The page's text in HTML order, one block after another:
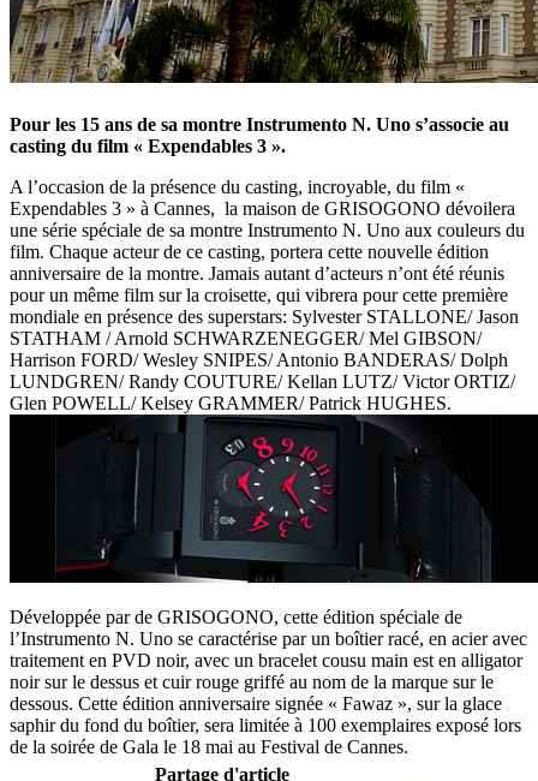
Pour les 15 ans de sa montre Instrumento N. Uno s’associe au
casting du film « Expendables 3 ».
A l’occasion de la présence du casting, incroyable, du film «
Expendables 3 » à Cannes, la maison de GRISOGONO dévoilera
une série spéciale de sa montre Instrumento N. Uno aux couleurs du
film. Chaque acteur de ce casting, portera cette nouvelle édition
anniversaire de la montre. Jamais autant d’acteurs n’ont été réunis
pour un même film sur la croisette, qui vibrera pour cette première
mondiale en présence des superstars: Sylvester STALLONE/ Jason
STATHAM / Arnold SCHWARZENEGGER/ Mel GIBSON/
Harrison FORD/ Wesley SNIPES/ Antonio BANDERAS/ Dolph
LUNDGREN/ Randy COUTURE/ Kellan LUTZ/ Victor ORTIZ/
Glen POWELL/ Kelsey GRAMMER/ Patrick HUGHES.
Développée par de GRISOGONO, cette édition spéciale de
l’Instrumento N. Uno se caractérise par un boîtier racé, en acier avec
traitement en PVD noir, avec un bracelet cousu main est en alligator
noir sur le dessus et cuir rouge griffé au nom de la marque sur le
dessous. Cette édition anniversaire signée « Fawaz », sur la glace
saphir du fond du boîtier, sera limitée à 100 exemplaires exposé lors
de la soirée de Gala le 18 mai au Festival de Cannes.
Partage d'article